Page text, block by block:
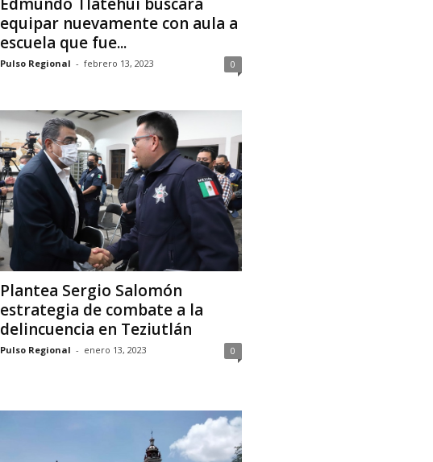
equipar nuevamente con aula a
escuela que fue...
Pulso Regional - febrero 13, 2023 0
Plantea Sergio Salomón
estrategia de combate a la
delincuencia en Teziutlán
Pulso Regional - enero 13, 2023 0